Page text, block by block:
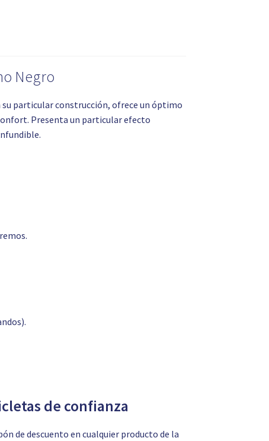
Negro
su particular construcción, ofrece un óptimo
Presenta un particular efecto
de confianza
de descuento en cualquier producto de la